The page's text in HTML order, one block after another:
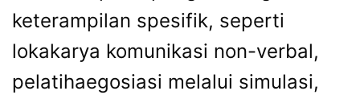
keterampilan spesifik, seperti
lokakarya komunikasi non-verbal,
pelatihaegosiasi melalui simulasi,